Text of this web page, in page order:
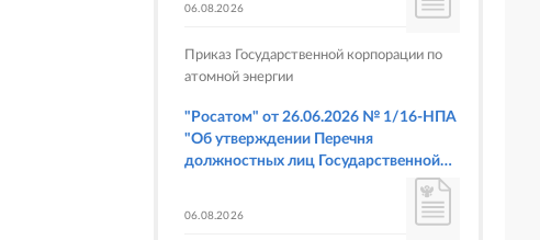
06.08.2026
Приказ Государственной корпорации по
атомной энергии
"Росатом" от 26.06.2026 № 1/16-НПА
"Об утверждении Перечня
должностных лиц Государственной
корпорации по атомной энергии
06.08.2026